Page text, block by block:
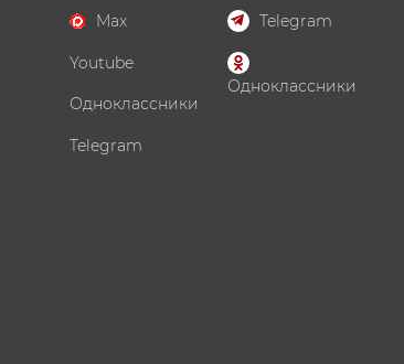
Max
Youtube
Одноклассники
Telegram
Telegram
Одноклассники